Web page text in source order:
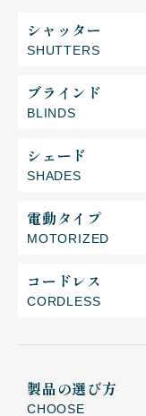
シャッター
SHUTTERS
ブラインド
BLINDS
シェード
SHADES
電動タイプ
MOTORIZED
コードレス
CORDLESS
製品の選び方
CHOOSE